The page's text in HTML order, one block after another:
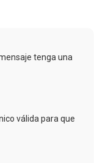
tenga una
válida para que